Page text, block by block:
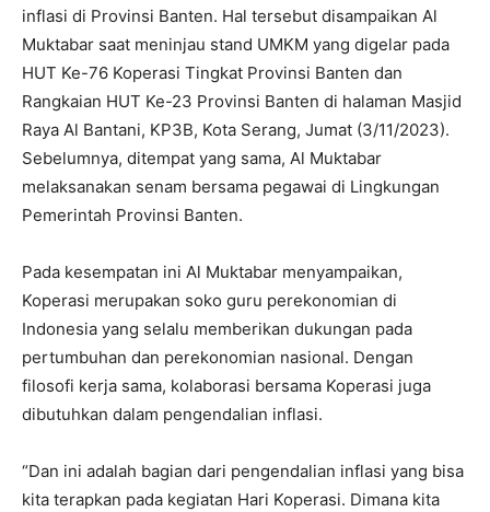
inflasi di Provinsi Banten. Hal tersebut disampaikan Al
Muktabar saat meninjau stand UMKM yang digelar pada
HUT Ke-76 Koperasi Tingkat Provinsi Banten dan
Rangkaian HUT Ke-23 Provinsi Banten di halaman Masjid
Raya Al Bantani, KP3B, Kota Serang, Jumat (3/11/2023).
Sebelumnya, ditempat yang sama, Al Muktabar
melaksanakan senam bersama pegawai di Lingkungan
Pemerintah Provinsi Banten.
Pada kesempatan ini Al Muktabar menyampaikan,
Koperasi merupakan soko guru perekonomian di
Indonesia yang selalu memberikan dukungan pada
pertumbuhan dan perekonomian nasional. Dengan
filosofi kerja sama, kolaborasi bersama Koperasi juga
dibutuhkan dalam pengendalian inflasi.
“Dan ini adalah bagian dari pengendalian inflasi yang bisa
kita terapkan pada kegiatan Hari Koperasi. Dimana kita